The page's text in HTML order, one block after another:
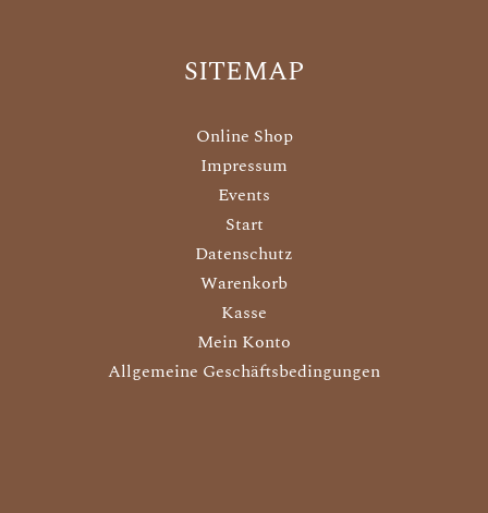
SITEMAP
Online Shop
Impressum
Events
Start
Datenschutz
Warenkorb
Kasse
Mein Konto
Allgemeine Geschäftsbedingungen